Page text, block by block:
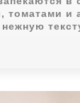
томатами и